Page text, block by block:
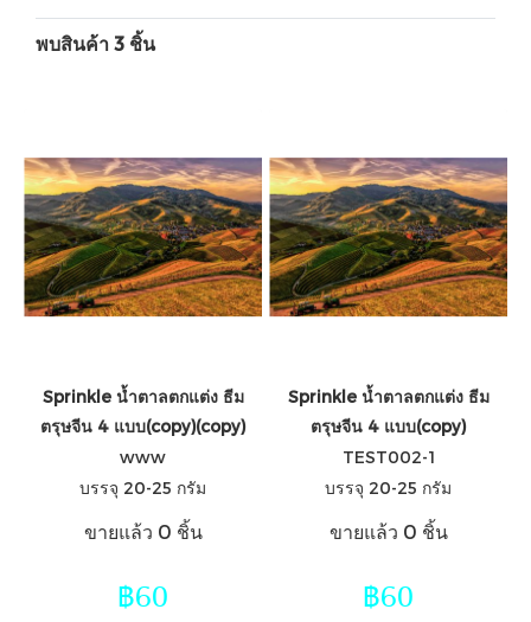
พบสินค้า 3 ชิ้น
Sprinkle น้ำตาลตกแต่ง ธีม
ตรุษจีน 4 แบบ(copy)(copy)
www
บรรจุ 20-25 กรัม
ขายแล้ว 0 ชิ้น
฿60
Sprinkle น้ำตาลตกแต่ง ธีม
ตรุษจีน 4 แบบ(copy)
TEST002-1
บรรจุ 20-25 กรัม
ขายแล้ว 0 ชิ้น
฿60